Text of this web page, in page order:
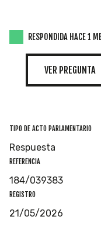
RESPONDIDA HACE 1
VER PREGUNTA
TIPO DE ACTO PARLAMENTARIO
Respuesta
REFERENCIA
184/039383
REGISTRO
21/05/2026